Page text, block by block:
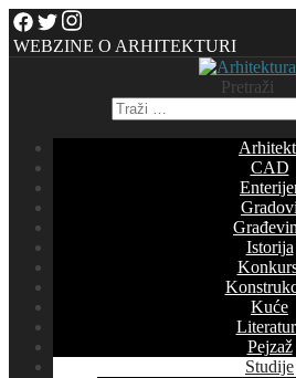
WEBZINE O ARHITEKTURI
Pretraži
CAD
Gradovi
Istorija
Kuće
Pejzaž
Studije